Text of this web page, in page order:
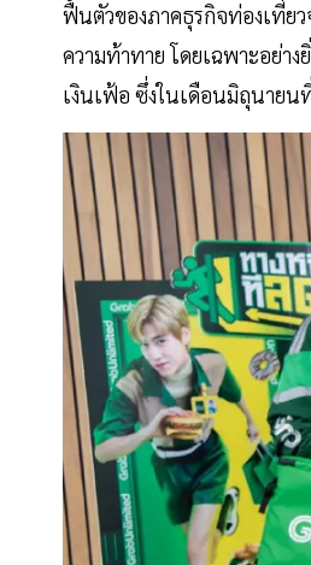
ฟื้นตัวของภาคธุรกิจท่องเที่ย
ความท้าทาย โดยเฉพาะอย่า
เงินเฟ้อ ซึ่งในเดือนมิถุนาย